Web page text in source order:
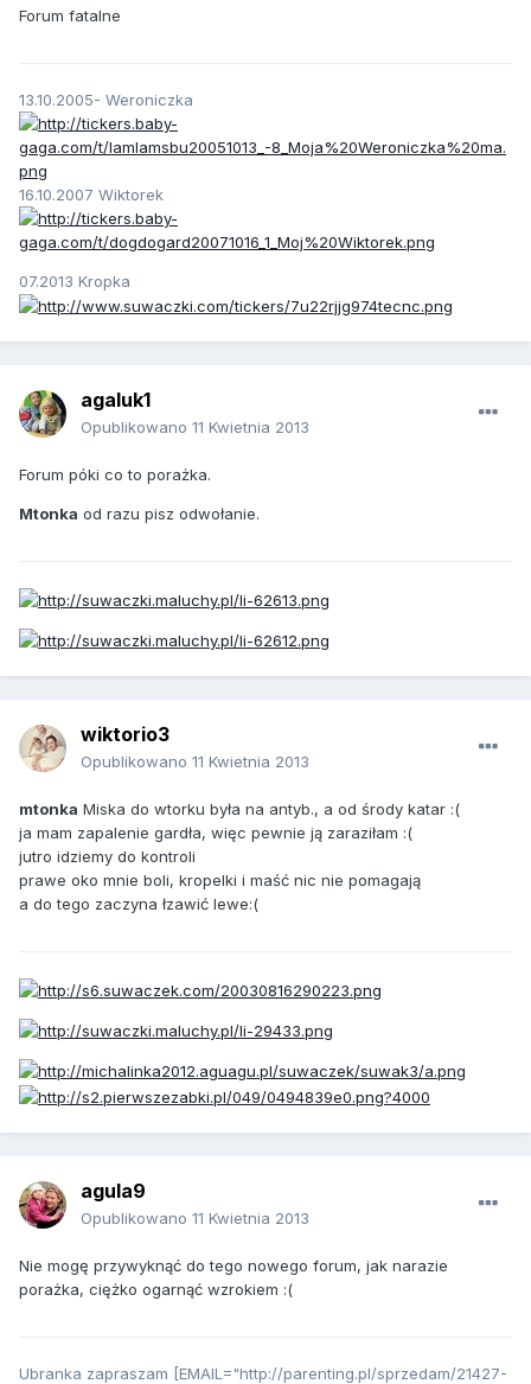
Forum fatalne
13.10.2005- Weroniczka
16.10.2007 Wiktorek
07.2013 Kropka
agaluk1
Opublikowano 11 Kwietnia 2013
Forum póki co to porażka.
Mtonka od razu pisz odwołanie.
wiktorio3
Opublikowano 11 Kwietnia 2013
mtonka Miska do wtorku była na antyb., a od środy katar :(
ja mam zapalenie gardła, więc pewnie ją zaraziłam :(
jutro idziemy do kontroli
prawe oko mnie boli, kropelki i maść nic nie pomagają
a do tego zaczyna łzawić lewe:(
agula9
Opublikowano 11 Kwietnia 2013
Nie mogę przywyknąć do tego nowego forum, jak narazie
porażka, ciężko ogarnąć wzrokiem :(
Ubranka zapraszam [EMAIL="http://parenting.pl/sprzedam/21427-